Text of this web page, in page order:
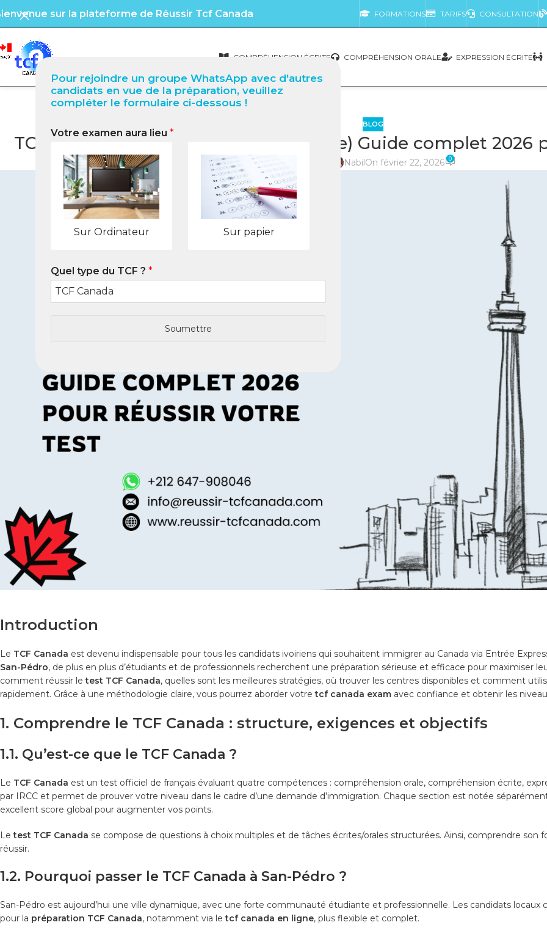
Pour rejoindre un groupe WhatsApp avec d'autres
candidats en vue de la préparation, veuillez
compléter le formulaire ci-dessous !
Votre examen aura lieu *
Sur Ordinateur Sur papier
Quel type du TCF ? *
Soumettre
sur la plateforme de Réussir Tcf Canada FORMATIONS TARIFS CONSULTATION
COMPRÉHENSION ÉCRITE COMPRÉHENSION ORALE EXPRESSION ÉCRITE
BLOG
TCF Canada à San-Pédro (Côte d’Ivoire) Guide complet
NabilOn février 22, 2026 0
Introduction
Le TCF Canada est devenu indispensable pour tous les candidats ivoiriens qui souhaitent immigrer au Canada via Entrée
San-Pédro, de plus en plus d’étudiants et de professionnels recherchent une préparation sérieuse et efficace pour maximiser
comment réussir letest TCF Canada, quelles sont les meilleures stratégies, où trouver les centres disponibles et comment
rapidement. Grâce à une méthodologie claire, vous pourrez aborder votretcf canada exam avec confiance et obtenir les
1. Comprendre le TCF Canada : structure, exigences et objectifs
1.1. Qu’est-ce que le TCF Canada ?
Le TCF Canada est un test officiel de français évaluant quatre compétences : compréhension orale, compréhension écrite,
par IRCC et permet de prouver votre niveau dans le cadre d’une demande d’immigration. Chaque section est notée
excellent score global pour augmenter vos points.
Letest TCF Canada se compose de questions à choix multiples et de tâches écrites/orales structurées. Ainsi, comprendre
réussir.
1.2. Pourquoi passer le TCF Canada à San-Pédro ?
San-Pédro est aujourd’hui une ville dynamique, avec une forte communauté étudiante et professionnelle. Les candidats
pour la préparation TCF Canada, notamment via letcf canada en ligne, plus flexible et complet.